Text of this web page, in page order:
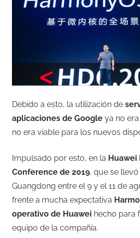
Debido a esto, la utilización de
aplicaciones de Google ya no
no era viable para los nuevos
Impulsado por esto, en la Huawei
Conference de 2019, que se
Guangdong entre el 9 y el 11 de
frente a mucha expectativa
operativo de Huawei hecho para
equipo de la compañía.